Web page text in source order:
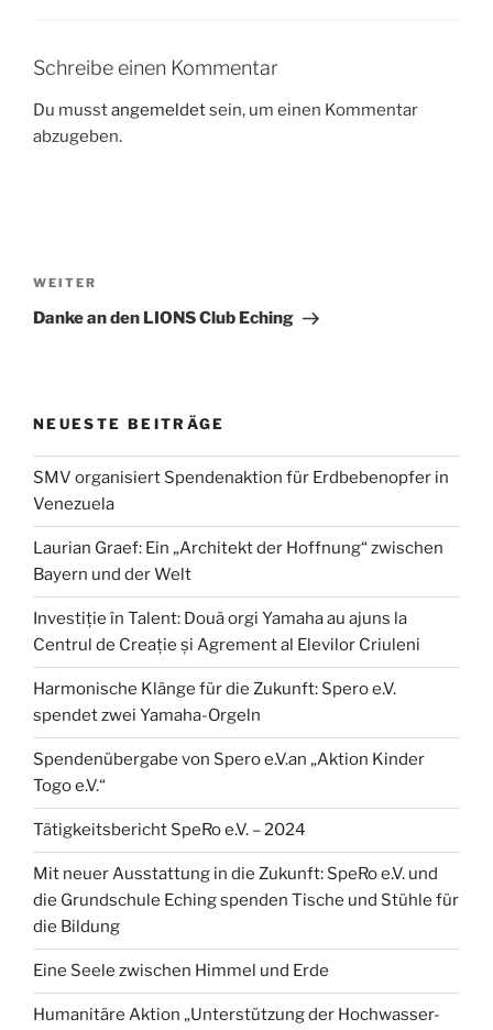
Schreibe einen Kommentar
Du musstangemeldetsein, um einen Kommentar
abzugeben.
Nächster
Beitrag
WEITER
Danke an den LIONS Club Eching
NEUESTE BEITRÄGE
SMV organisiert Spendenaktion für Erdbebenopfer in
Venezuela
Laurian Graef: Ein „Architekt der Hoffnung“ zwischen
Bayern und der Welt
Investiție în Talent: Două orgi Yamaha au ajuns la
Centrul de Creație și Agrement al Elevilor Criuleni
Harmonische Klänge für die Zukunft: Spero e.V.
spendet zwei Yamaha-Orgeln
Spendenübergabe von Spero e.V.an „Aktion Kinder
Togo e.V.“
Tätigkeitsbericht SpeRo e.V. – 2024
Mit neuer Ausstattung in die Zukunft: SpeRo e.V. und
die Grundschule Eching spenden Tische und Stühle für
die Bildung
Eine Seele zwischen Himmel und Erde
Humanitäre Aktion „Unterstützung der Hochwasser-